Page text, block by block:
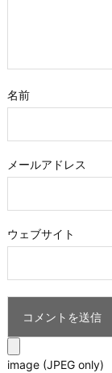
名前
メールアドレス
ウェブサイト
image (JPEG only)